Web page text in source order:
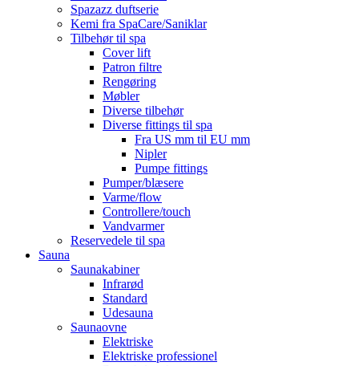
Spazazz duftserie
Kemi fra SpaCare/Saniklar
Tilbehør til spa
Cover lift
Patron filtre
Rengøring
Møbler
Diverse tilbehør
Diverse fittings til spa
Fra US mm til EU mm
Nipler
Pumpe fittings
Pumper/blæsere
Varme/flow
Controllere/touch
Vandvarmer
Reservedele til spa
Sauna
Saunakabiner
Infrarød
Standard
Udesauna
Saunaovne
Elektriske
Elektriske professionel